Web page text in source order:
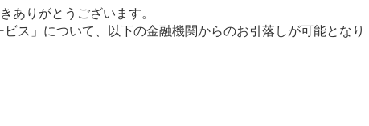
ありがとうございます。
ス」について、以下の金融機関からのお引落しが可能となり